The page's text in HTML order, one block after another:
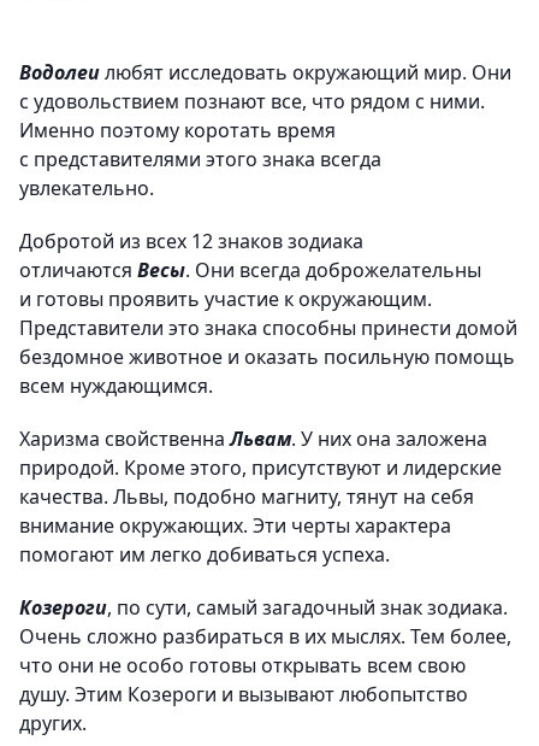
Водолеилюбят исследовать окружающий мир. Они
с удовольствием познают все, что рядом с ними.
Именно поэтому коротать время
с представителями этого знака всегда
увлекательно.
Добротой из всех 12 знаков зодиака
отличаются Весы. Они всегда доброжелательны
и готовы проявить участие к окружающим.
Представители это знака способны принести домой
бездомное животное и оказать посильную помощь
всем нуждающимся.
Харизма свойственнаЛьвам. У них она заложена
природой. Кроме этого, присутствуют и лидерские
качества. Львы, подобно магниту, тянут на себя
внимание окружающих. Эти черты характера
помогают им легко добиваться успеха.
Козероги, по сути, самый загадочный знак зодиака.
Очень сложно разбираться в их мыслях. Тем более,
что они не особо готовы открывать всем свою
душу. Этим Козероги и вызывают любопытство
других.